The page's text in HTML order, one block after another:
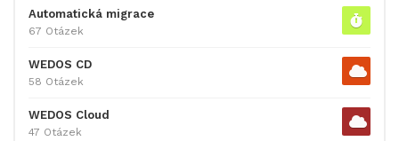
Automatická migrace
67 Otázek
WEDOS CD
58 Otázek
WEDOS Cloud
47 Otázek